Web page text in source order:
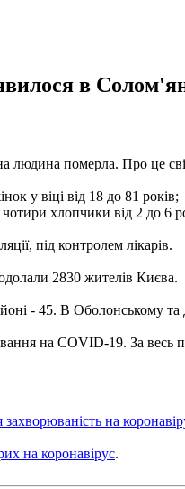
в
померла. Про це
у віці від 18 до 81 років;
чотири хлопчики від 2 до 6
під контролем лікарів.
2830 жителів Києва.
- 45. В Оболонському
на COVID-19. За весь
захворюваність на
на коронавірус.